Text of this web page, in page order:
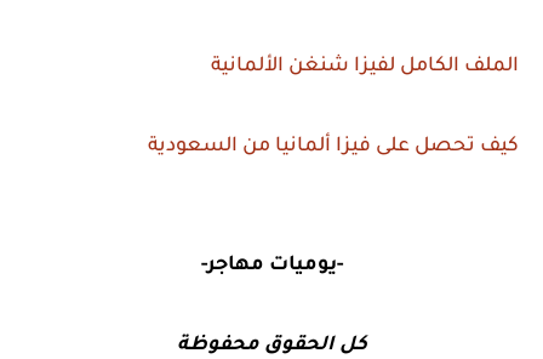
الملف الكامل لفيزا شنغن الألمانية
كيف تحصل على فيزا ألمانيا من السعودية
-يوميات مهاجر-
كل الحقوق محفوظة